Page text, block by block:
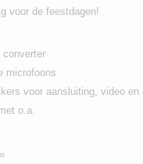
voor de feestdagen!
converter
microfoons
voor aansluiting, video en
o.a.